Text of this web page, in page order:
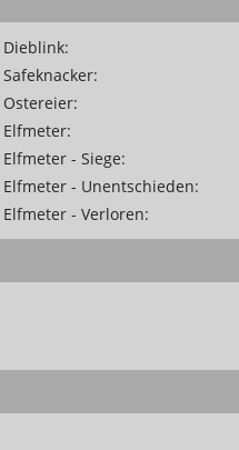
Dieblink:
Safeknacker:
Ostereier:
Elfmeter:
Elfmeter - Siege:
Elfmeter - Unentschieden:
Elfmeter - Verloren: